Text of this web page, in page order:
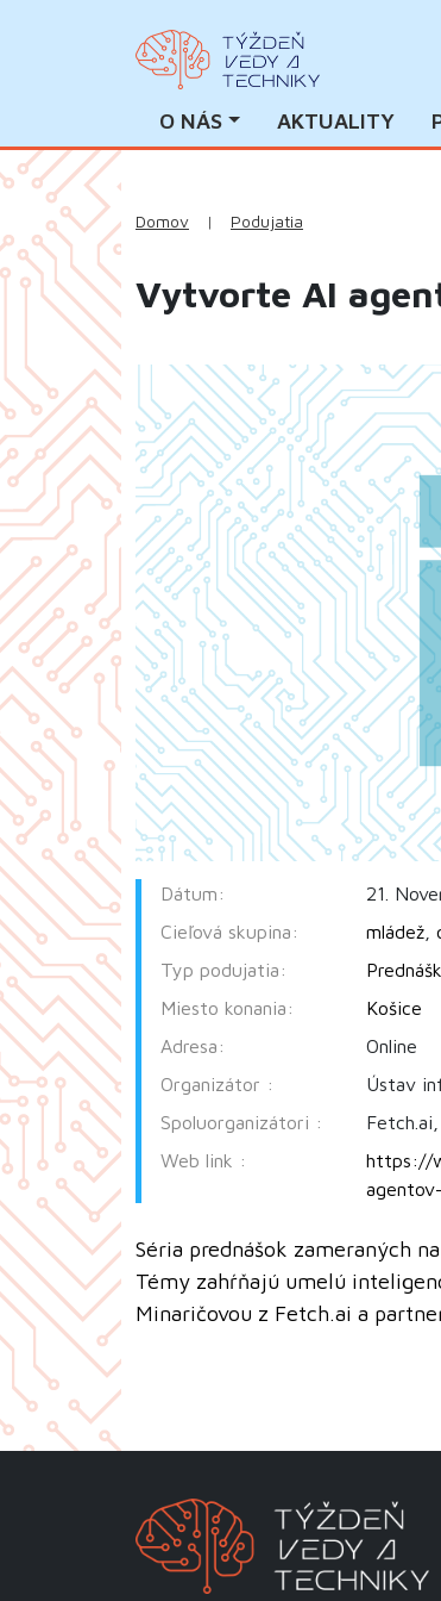
O NÁS AKTUALITY
Domov | Podujatia
Vytvorte AI
Dátum:
21.
Cieľová skupina:
mládež,
Typ podujatia:
Miesto konania:
Košice
Adresa:
Online
Organizátor :
Ústav
Spoluorganizátori :
Web link :
https://
Séria prednášok zameraných
Témy zahŕňajú umelú
Minaričovou z Fetch.ai a